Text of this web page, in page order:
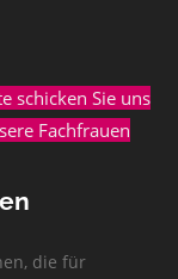
schicken Sie uns
Fachfrauen
die für